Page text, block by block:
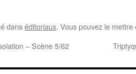
danséditoriaux. Vous pouvez le
– Scène 5/62